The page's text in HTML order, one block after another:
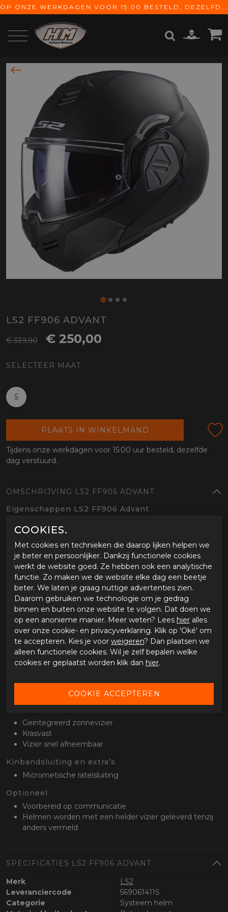
OP ONZE WERKDAGEN VOOR 15:00 BESTELD, DEZELFDE DAG VERZONDEN! GRATIS VERZENDING VANAF € 65,-
LS2 FF906 ADVANT
€ 339,90 € 250,00
SELECTEER MAAT
S
PLAATS IN WINKELMAND
Tijdens onze werkdagen voor 15:00 uur besteld, dezelfde
dag verstuurd.
OMSCHRIJVING LS2 FF906 ADVANT
Eigenschappen LS2 FF906 Advant
Moderne systeemhelm met strak design
helmschaal
Polycarbonaat helmschaal
Twee schaalmaten
1650 +/- 50 gram
ECE 22.06 gecertificeerd
De centrale luchtinlaat en de brede achterste zorgen
voor een perfecte luchtstroom
Binnenvoering
Ademend en hypo-allergeen
Emergency Release System
Geïntegreerd zonnevizier
Krasvast
Vizier snel afneembaar
Kinbandsluiting en extra’s
Micrometische ratelsluiting
Optioneel
Voorbereid op communicatie
Helmen worden met een helder vizier geleverd tenzij
anders vermeld
SPECIFICATIES LS2 FF906 ADVANT
Merk
LS2
Leveranciercode
569061411S
Categorie
Systeem helm
COOKIES.
Met cookies en technieken die daarop lijken helpen we
je beter en persoonlijker. Dankzij functionele cookies
werkt de website goed. Ze hebben ook een analytische
functie. Zo maken we de website elke dag een beetje
beter. We laten je graag nuttige advertenties zien.
Daarom gebruiken we technologie om je gedrag
binnen en buiten onze website te volgen. Dat doen we
op een anonieme manier. Meer weten? Lees hier alles
over onze cookie- en privacyverklaring. Klik op 'Oké' om
te accepteren. Kies je voor weigeren? Dan plaatsen we
alleen functionele cookies. Wil je zelf bepalen welke
cookies er geplaatst worden klik dan hier.